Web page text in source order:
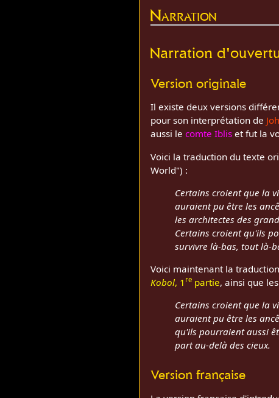
Narration
Narration
Version originale
Il existe deux versions
pour son interprétation de
aussi lecomte Iblis et fut la
Voici la traduction du texte
World") :
Certains croient que la
auraient pu être les
les architectes des
Certains croient qu'ils
survivre là-bas, tout là-
Voici maintenant la
Kobol, 1 re partie, ainsi que
Certains croient que la
auraient pu être les
qu'ils pourraient aussi
part au-delà des cieux.
Version française